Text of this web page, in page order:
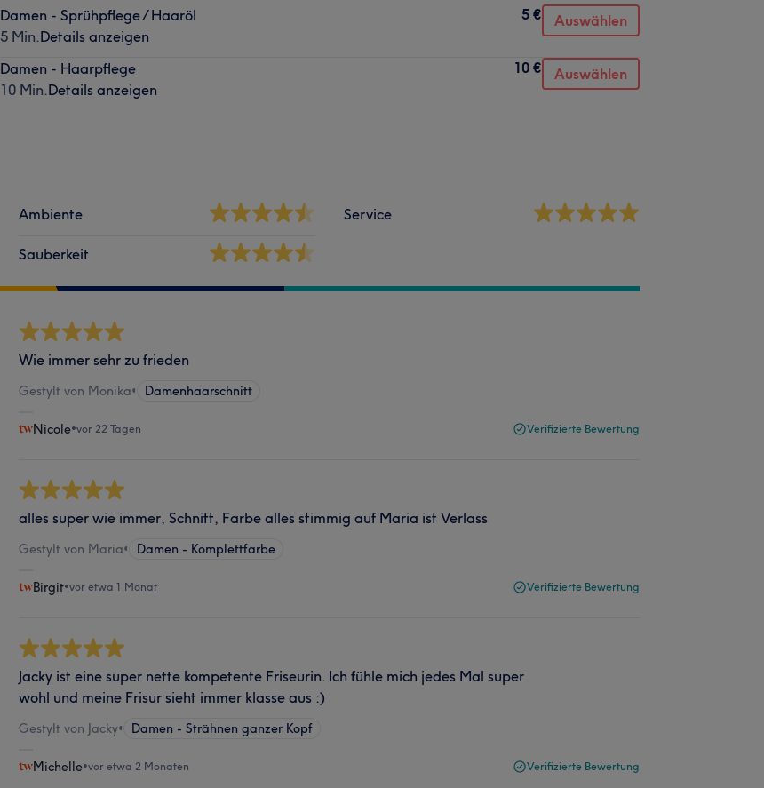
Damen - Sprühpflege / Haaröl
5 Min.Details anzeigen
5 € Auswählen
Damen - Haarpflege
10 Min.Details anzeigen
10 € Auswählen
Ambiente
Sauberkeit
Service
Wie immer sehr zu frieden
Gestylt von Monika• Damenhaarschnitt
Nicole•vor 22 Tagen Verifizierte Bewertung
alles super wie immer, Schnitt, Farbe alles stimmig auf Maria ist Verlass
Gestylt von Maria• Damen - Komplettfarbe
Birgit•vor etwa 1 Monat Verifizierte Bewertung
Jacky ist eine super nette kompetente Friseurin. Ich fühle mich jedes Mal super
wohl und meine Frisur sieht immer klasse aus :)
Gestylt von Jacky• Damen - Strähnen ganzer Kopf
Michelle•vor etwa 2 Monaten Verifizierte Bewertung